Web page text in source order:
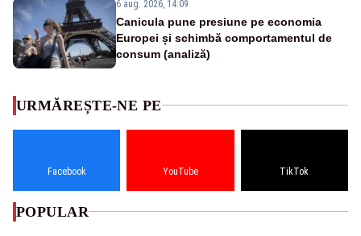
6 aug. 2026, 14:09
Canicula pune presiune pe economia
Europei și schimbă comportamentul de
consum (analiză)
URMĂREȘTE-NE PE
Facebook YouTube TikTok
POPULAR